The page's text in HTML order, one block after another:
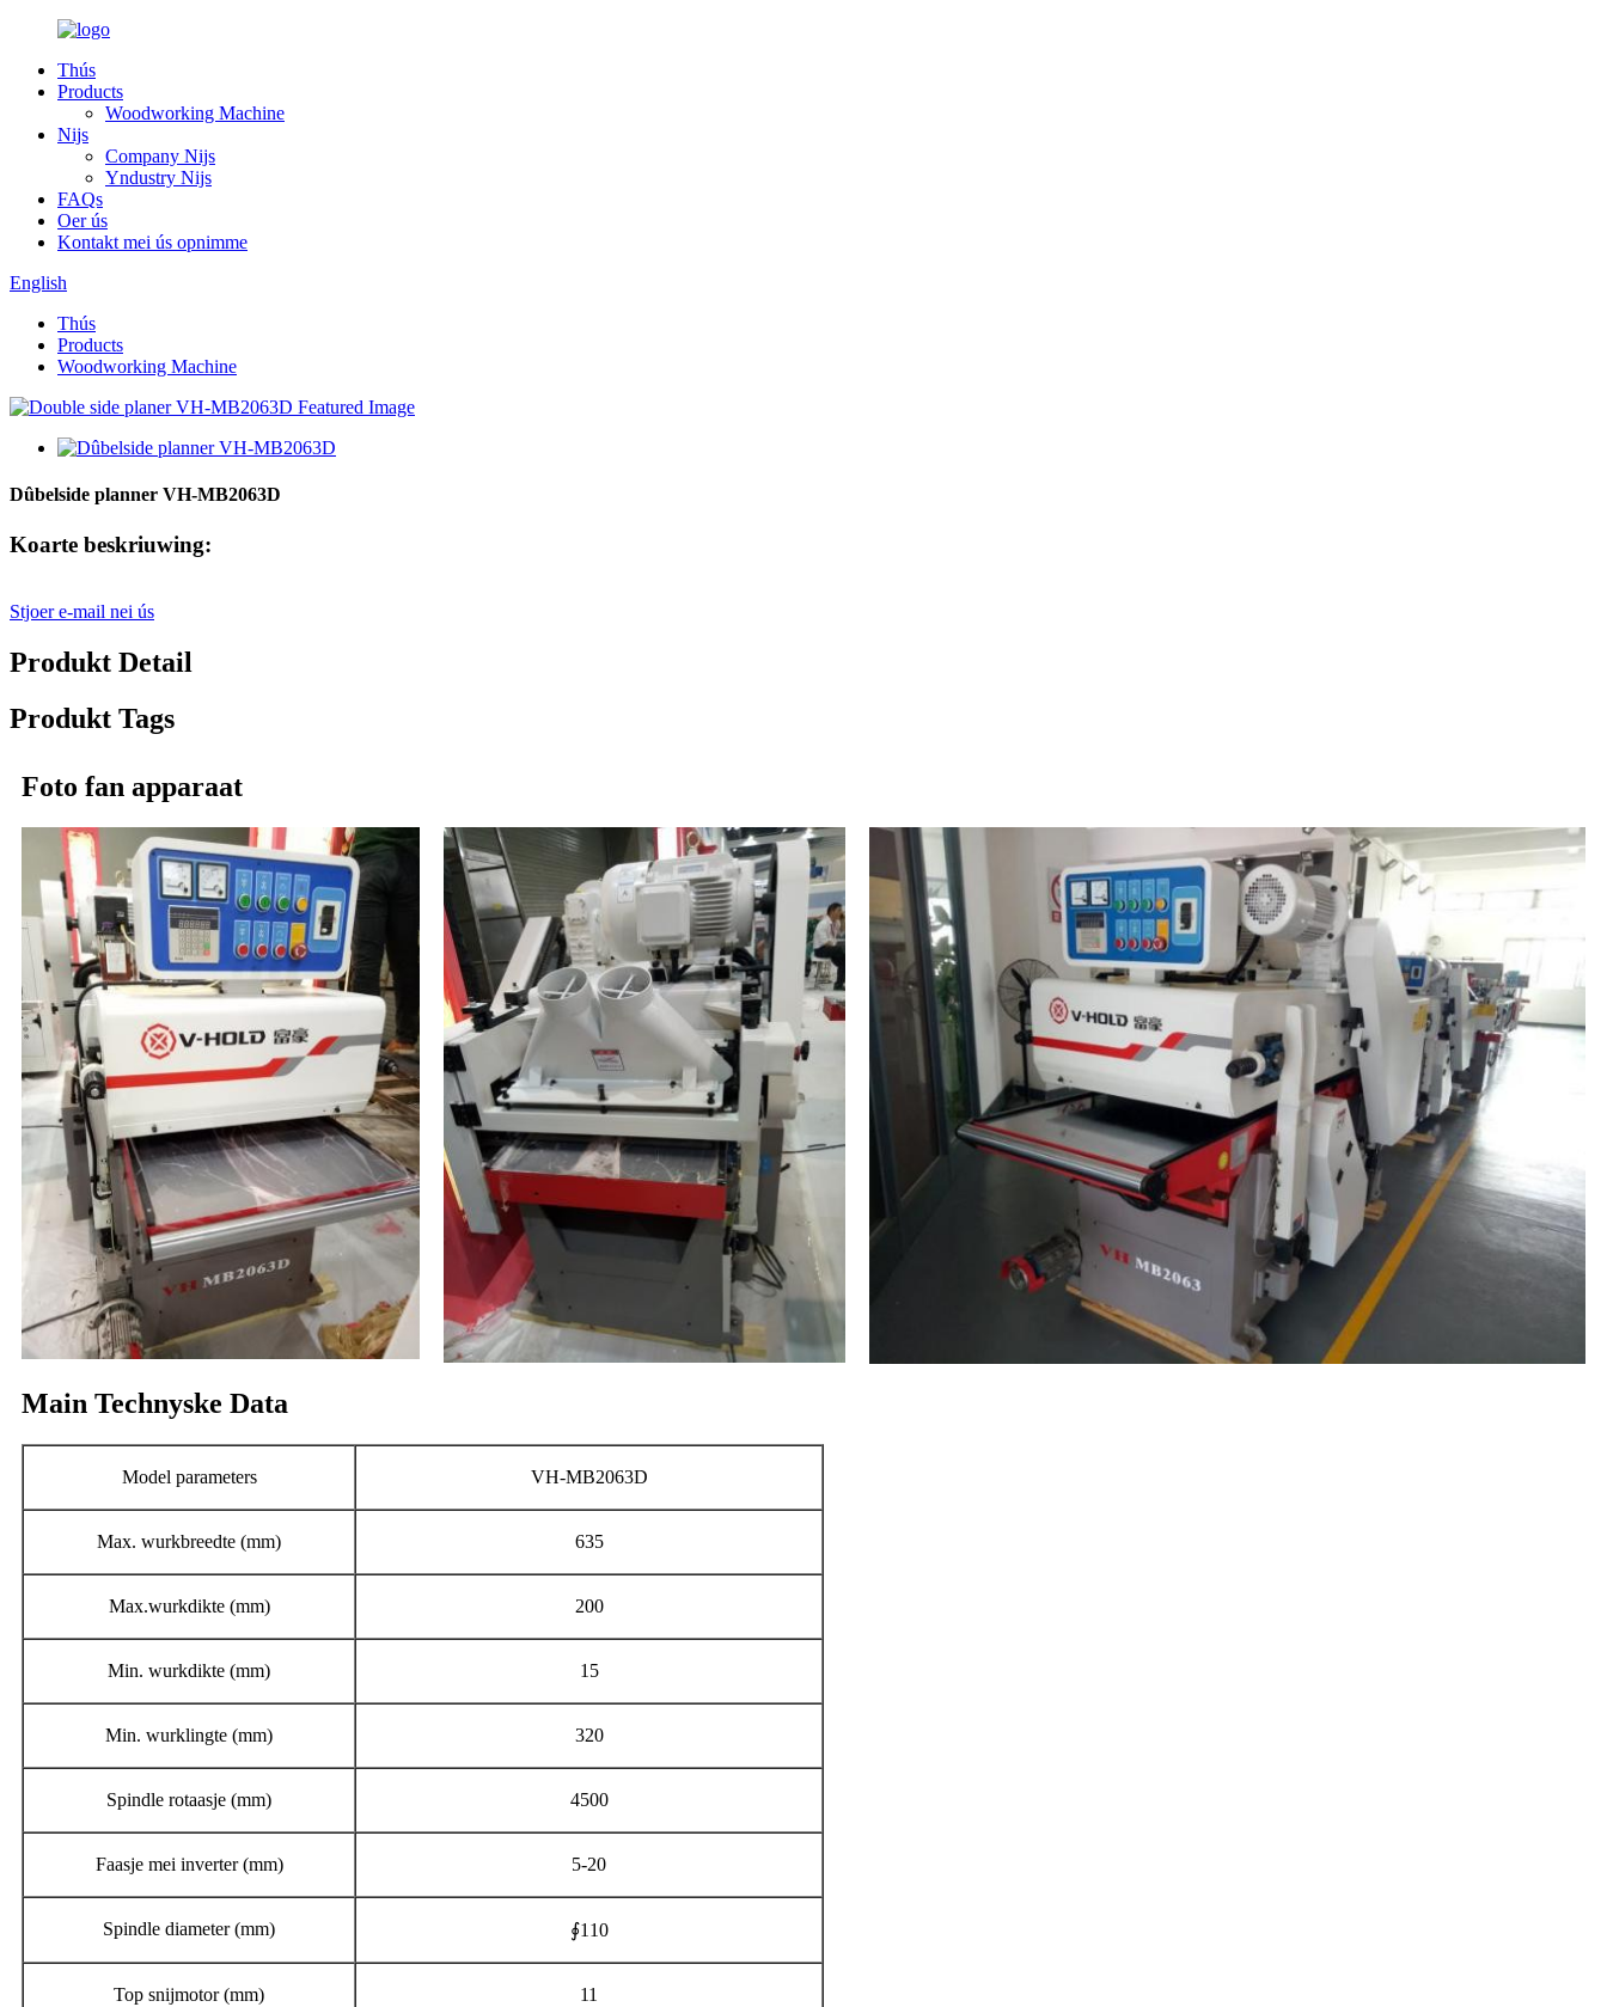
Thús
Products
Woodworking Machine
Nijs
Company Nijs
Yndustry Nijs
FAQs
Oer ús
Kontakt mei ús opnimme
English
Thús
Products
Woodworking Machine
Dûbelside planner VH-MB2063D
Koarte beskriuwing:
Stjoer e-mail nei ús
Produkt Detail
Produkt Tags
Foto fan apparaat
Main Technyske Data
Model parameters VH-MB2063D
Max. wurkbreedte (mm) 635
Max.wurkdikte (mm) 200
Min. wurkdikte (mm) 15
Min. wurklingte (mm) 320
Spindle rotaasje (mm) 4500
Faasje mei inverter (mm) 5-20
Spindle diameter (mm) ∮110
Top snijmotor (mm) 11